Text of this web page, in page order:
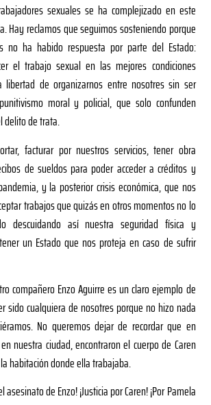
sexuales se ha complejizado en este
Hay reclamos que seguimos sosteniendo porque
no ha habido respuesta por parte del Estado:
el trabajo sexual en las mejores condiciones
libertad de organizarnos entre nosotres sin ser
moral y policial, que solo confunden
delito de trata.
facturar por nuestros servicios, tener obra
de sueldos para poder acceder a créditos y
y la posterior crisis económica, que nos
trabajos que quizás en otros momentos no lo
descuidando así nuestra seguridad física y
un Estado que nos proteja en caso de sufrir
compañero Enzo Aguirre es un claro ejemplo de
sido cualquiera de nosotres porque no hizo nada
No queremos dejar de recordar que en
nuestra ciudad, encontraron el cuerpo de Caren
habitación donde ella trabajaba.
de Enzo! ¡Justicia por Caren! ¡Por Pamela